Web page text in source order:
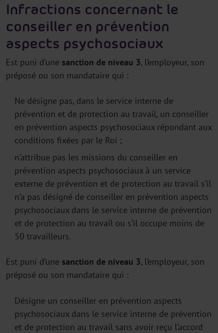
Infractions concernant le
conseiller en prévention
aspects psychosociaux
Est puni d’une sanction de niveau 3, l’employeur, son
préposé ou son mandataire qui :
Ne désigne pas, dans le service interne de
prévention et de protection au travail, un conseiller
en prévention aspects psychosociaux répondant aux
conditions fixées par le Roi ;
n’attribue pas les missions du conseiller en
prévention aspects psychosociaux à un service
externe de prévention et de protection au travail s’il
n’a pas désigné de conseiller en prévention aspects
psychosociaux dans le service interne de prévention
et de protection au travail ou s’il occupe moins de
50 travailleurs.
Est puni d’une sanction de niveau 3, l’employeur, son
préposé ou son mandataire qui :
Désigne un conseiller en prévention aspects
psychosociaux dans le service interne de prévention
et de protection au travail sans avoir reçu l’accord